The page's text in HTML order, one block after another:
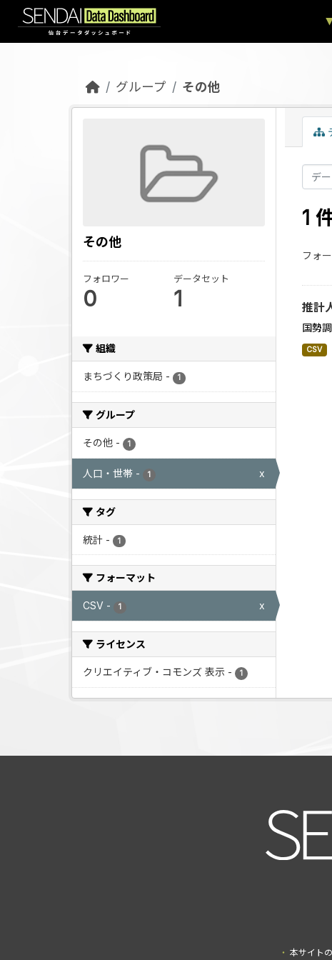
Skip to main content
グループ その他
その他
フォロワー
0
データセット
1
組織
まちづくり政策局 - 1
グループ
その他 - 1
人口・世帯 - 1 x
タグ
統計 - 1
フォーマット
CSV - 1 x
ライセンス
クリエイティブ・コモンズ 表示 - 1
1
フォ
推計
国勢
CSV
本サイト